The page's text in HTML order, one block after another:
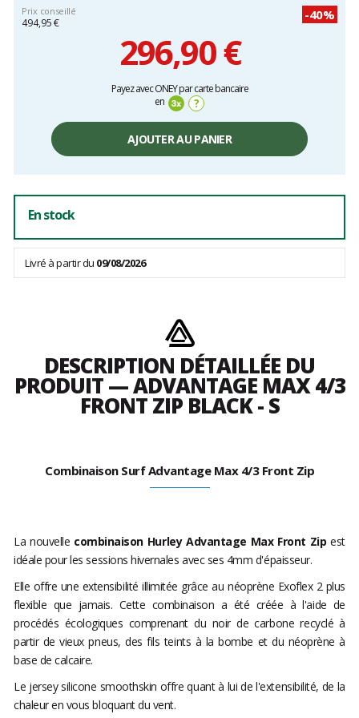
Prix conseillé
494,95 €
-40%
296,90 €
Payez avec ONEY par carte bancaire
en
?
AJOUTER AU PANIER
En stock
Livré à partir du 09/08/2026
DESCRIPTION DÉTAILLÉE DU
PRODUIT — ADVANTAGE MAX 4/3
FRONT ZIP BLACK - S
Combinaison Surf Advantage Max 4/3 Front Zip
La nouvelle combinaison Hurley Advantage Max Front Zip est
idéale pour les sessions hivernales avec ses 4mm d'épaisseur.
Elle offre une extensibilité illimitée grâce au néoprène Exoflex 2 plus
flexible que jamais. Cette combinaison a été créée à l'aide de
procédés écologiques comprenant du noir de carbone recyclé à
partir de vieux pneus, des fils teints à la bombe et du néoprène à
base de calcaire.
Le jersey silicone smoothskin offre quant à lui de l'extensibilité, de la
chaleur en vous bloquant du vent.